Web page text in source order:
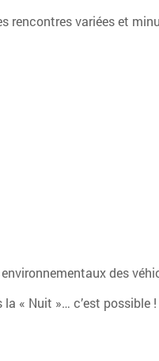
rencontres variées et
des
« Nuit »… c’est possible !